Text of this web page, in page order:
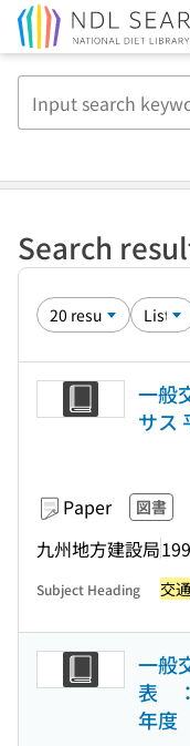
Search
一般
サス
Paper 図書
九州地方建設局
Subject Heading 交
一般
表
年度